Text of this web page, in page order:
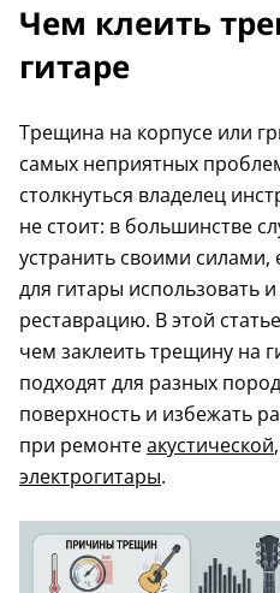
Чем клеить
гитаре
Трещина на корпусе или
самых неприятных
столкнуться владелец
не стоит: в большинстве
устранить своими силами,
для гитары использовать
реставрацию. В этой
чем заклеить трещину на
подходят для разных
поверхность и избежать
при ремонтеакустической,
электрогитары.